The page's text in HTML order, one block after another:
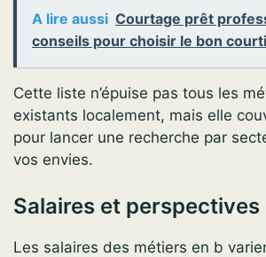
A lire aussi Courtage prêt
conseils pour choisir le bon
Cette liste n’épuise pas tous les
existants localement, mais elle
pour lancer une recherche par
vos envies.
Salaires et
Les salaires des métiers en b